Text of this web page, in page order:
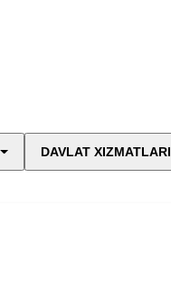
DAVLAT XIZMATLARI